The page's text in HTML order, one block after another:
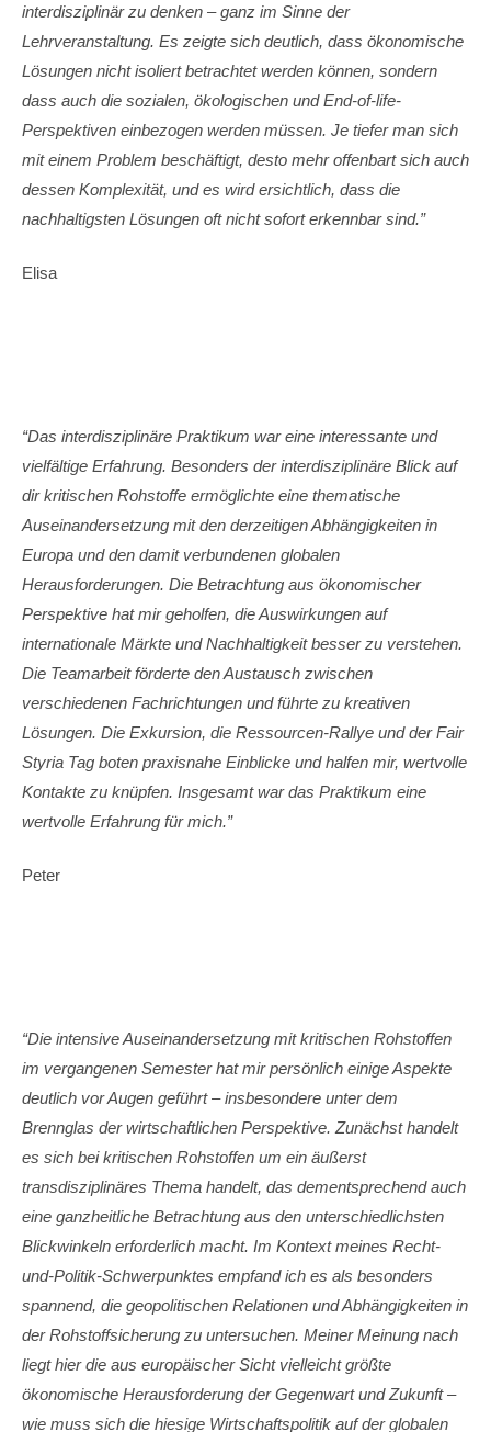
interdisziplinär zu denken – ganz im Sinne der
Lehrveranstaltung. Es zeigte sich deutlich, dass ökonomische
Lösungen nicht isoliert betrachtet werden können, sondern
dass auch die sozialen, ökologischen und End-of-life-
Perspektiven einbezogen werden müssen. Je tiefer man sich
mit einem Problem beschäftigt, desto mehr offenbart sich auch
dessen Komplexität, und es wird ersichtlich, dass die
nachhaltigsten Lösungen oft nicht sofort erkennbar sind.”
Elisa
“Das interdisziplinäre Praktikum war eine interessante und
vielfältige Erfahrung. Besonders der interdisziplinäre Blick auf
dir kritischen Rohstoffe ermöglichte eine thematische
Auseinandersetzung mit den derzeitigen Abhängigkeiten in
Europa und den damit verbundenen globalen
Herausforderungen. Die Betrachtung aus ökonomischer
Perspektive hat mir geholfen, die Auswirkungen auf
internationale Märkte und Nachhaltigkeit besser zu verstehen.
Die Teamarbeit förderte den Austausch zwischen
verschiedenen Fachrichtungen und führte zu kreativen
Lösungen. Die Exkursion, die Ressourcen-Rallye und der Fair
Styria Tag boten praxisnahe Einblicke und halfen mir, wertvolle
Kontakte zu knüpfen. Insgesamt war das Praktikum eine
wertvolle Erfahrung für mich.”
Peter
“Die intensive Auseinandersetzung mit kritischen Rohstoffen
im vergangenen Semester hat mir persönlich einige Aspekte
deutlich vor Augen geführt – insbesondere unter dem
Brennglas der wirtschaftlichen Perspektive. Zunächst handelt
es sich bei kritischen Rohstoffen um ein äußerst
transdisziplinäres Thema handelt, das dementsprechend auch
eine ganzheitliche Betrachtung aus den unterschiedlichsten
Blickwinkeln erforderlich macht. Im Kontext meines Recht-
und-Politik-Schwerpunktes empfand ich es als besonders
spannend, die geopolitischen Relationen und Abhängigkeiten in
der Rohstoffsicherung zu untersuchen. Meiner Meinung nach
liegt hier die aus europäischer Sicht vielleicht größte
ökonomische Herausforderung der Gegenwart und Zukunft –
wie muss sich die hiesige Wirtschaftspolitik auf der globalen